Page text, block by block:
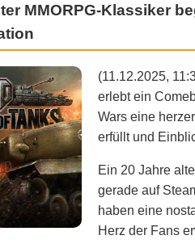
MMORPG-Klassiker
(11.12.2025,
erlebt ein
Wars eine
erfüllt und
Ein 20 Jahre
gerade auf
haben eine
Herz der Fans